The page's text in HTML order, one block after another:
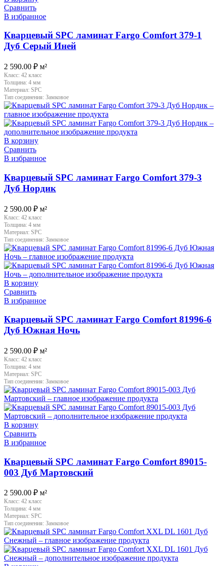
Сравнить
В избранное
Кварцевый SPC ламинат Fargo Comfort 379-1
Дуб Серый Иней
2 590.00 ₽ м²
Класс: 42 класс
Толщина: 4 мм
Материал: SPC
Тип соединения: Замковое
В корзину
Сравнить
В избранное
Кварцевый SPC ламинат Fargo Comfort 379-3
Дуб Нордик
2 590.00 ₽ м²
Класс: 42 класс
Толщина: 4 мм
Материал: SPC
Тип соединения: Замковое
В корзину
Сравнить
В избранное
Кварцевый SPC ламинат Fargo Comfort 81996-6
Дуб Южная Ночь
2 590.00 ₽ м²
Класс: 42 класс
Толщина: 4 мм
Материал: SPC
Тип соединения: Замковое
В корзину
Сравнить
В избранное
Кварцевый SPC ламинат Fargo Comfort 89015-
003 Дуб Мартовский
2 590.00 ₽ м²
Класс: 42 класс
Толщина: 4 мм
Материал: SPC
Тип соединения: Замковое